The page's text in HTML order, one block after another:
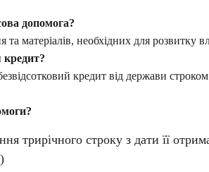
допомога?
матеріалів, необхідних для розвитку
кредит?
кредит від держави
трирічного строку з дати її